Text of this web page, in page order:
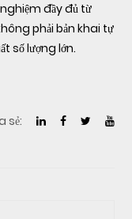
đầy đủ từ
phải bản khai tự
số lượng lớn.
sẻ: